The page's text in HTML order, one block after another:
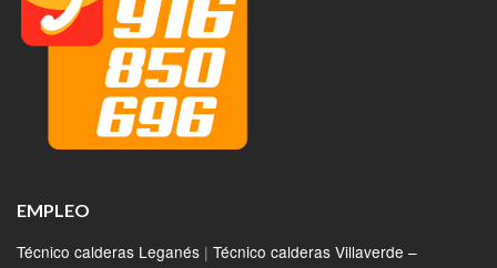
EMPLEO
Técnico calderas Leganés | Técnico calderas Villaverde –